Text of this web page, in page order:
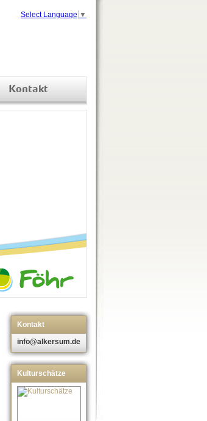
Kontakt
Kontakt
info@alkersum.de
Kulturschätze
Select Language ▼